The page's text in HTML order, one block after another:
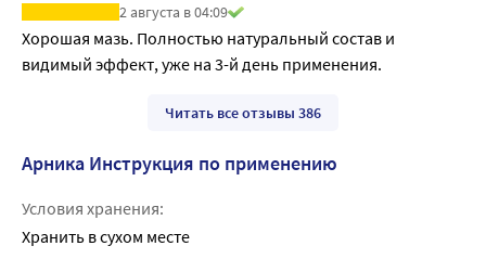
2 августа в 04:09
Хорошая мазь. Полностью натуральный состав и
видимый эффект, уже на 3-й день применения.
Читать все отзывы 386
Арника Инструкция по применению
Условия хранения:
Хранить в сухом месте